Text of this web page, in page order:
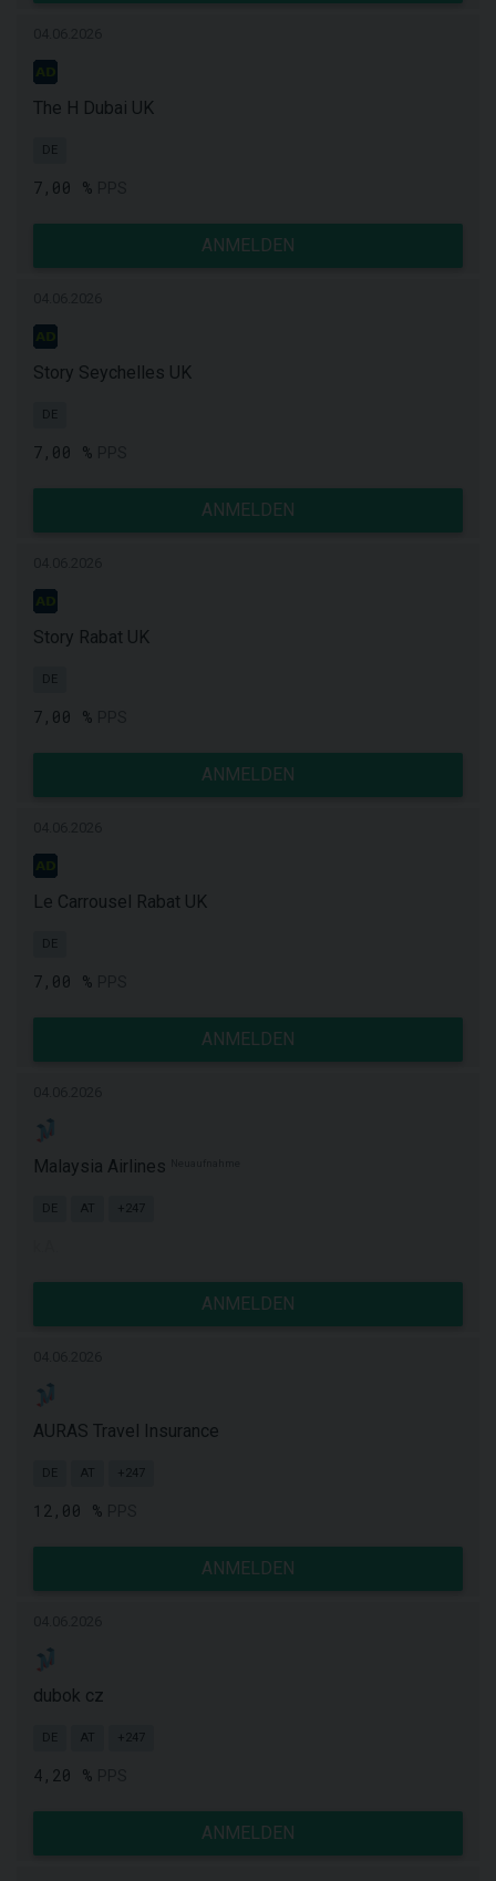
The H Dubai UK
DE
7,00 %
ANMELDEN
Story Seychelles UK
DE
7,00 %
ANMELDEN
Story Rabat UK
DE
7,00 %
ANMELDEN
Le Carrousel Rabat UK
DE
7,00 %
ANMELDEN
Malaysia Airlines
DE AT +247
ANMELDEN
AURAS Travel Insurance
DE AT +247
12,00 %
ANMELDEN
dubok cz
DE AT +247
4,20 %
ANMELDEN